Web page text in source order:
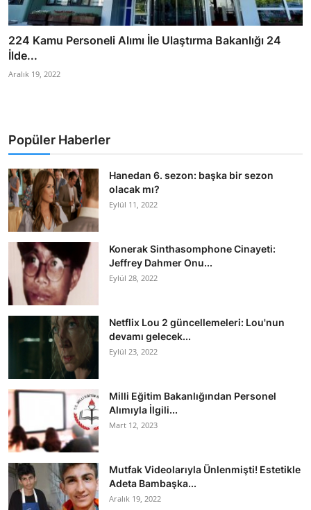
224 Kamu Personeli Alımı İle Ulaştırma Bakanlığı 24
İlde...
Aralık 19, 2022
Popüler Haberler
Hanedan 6. sezon: başka bir sezon
olacak mı?
Eylül 11, 2022
Konerak Sinthasomphone Cinayeti:
Jeffrey Dahmer Onu...
Eylül 28, 2022
Netflix Lou 2 güncellemeleri: Lou'nun
devamı gelecek...
Eylül 23, 2022
Milli Eğitim Bakanlığından Personel
Alımıyla İlgili...
Mart 12, 2023
Mutfak Videolarıyla Ünlenmişti! Estetikle
Adeta Bambaşka...
Aralık 19, 2022